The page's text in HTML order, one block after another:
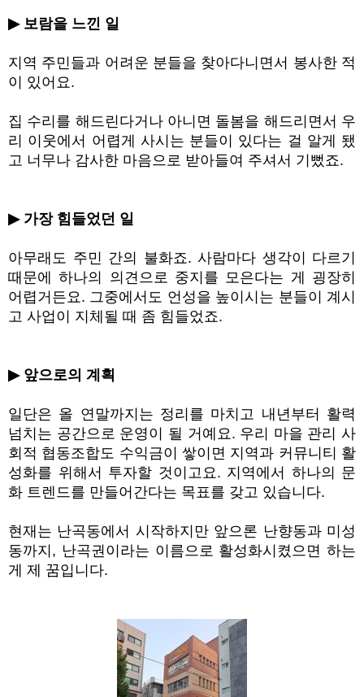
▶ 보람을 느낀 일
지역 주민들과 어려운 분들을 찾아다니면서 봉사한 적
이 있어요.
집 수리를 해드린다거나 아니면 돌봄을 해드리면서 우
리 이웃에서 어렵게 사시는 분들이 있다는 걸 알게 됐
고 너무나 감사한 마음으로 받아들여 주셔서 기뻤죠.
▶ 가장 힘들었던 일
아무래도 주민 간의 불화죠. 사람마다 생각이 다르기
때문에 하나의 의견으로 중지를 모은다는 게 굉장히
어렵거든요. 그중에서도 언성을 높이시는 분들이 계시
고 사업이 지체될 때 좀 힘들었죠.
▶ 앞으로의 계획
일단은 올 연말까지는 정리를 마치고 내년부터 활력
넘치는 공간으로 운영이 될 거예요. 우리 마을 관리 사
회적 협동조합도 수익금이 쌓이면 지역과 커뮤니티 활
성화를 위해서 투자할 것이고요. 지역에서 하나의 문
화 트렌드를 만들어간다는 목표를 갖고 있습니다.
현재는 난곡동에서 시작하지만 앞으론 난향동과 미성
동까지 , 난곡권이라는 이름으로 활성화시켰으면 하는
게 제 꿈입니다.